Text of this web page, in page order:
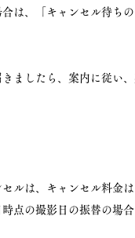
は、「キャンセル待ち
きましたら、案内に従い
ルは、キャンセル料金
点の撮影日の振替の場